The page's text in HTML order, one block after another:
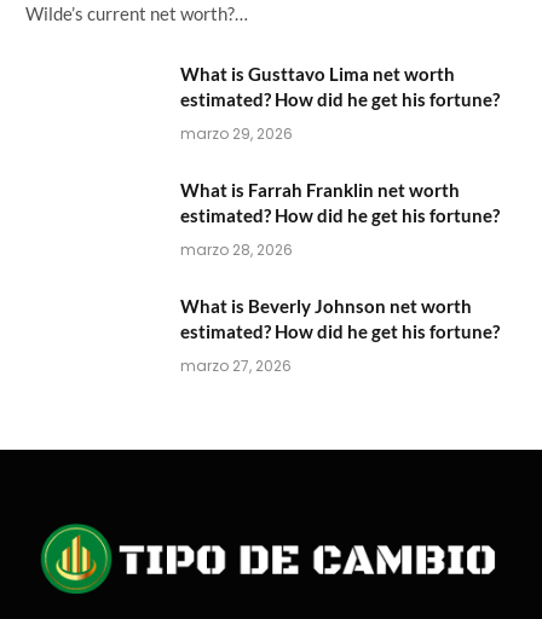
Wilde’s current net worth?…
What is Gusttavo Lima net worth
estimated? How did he get his fortune?
marzo 29, 2026
What is Farrah Franklin net worth
estimated? How did he get his fortune?
marzo 28, 2026
What is Beverly Johnson net worth
estimated? How did he get his fortune?
marzo 27, 2026